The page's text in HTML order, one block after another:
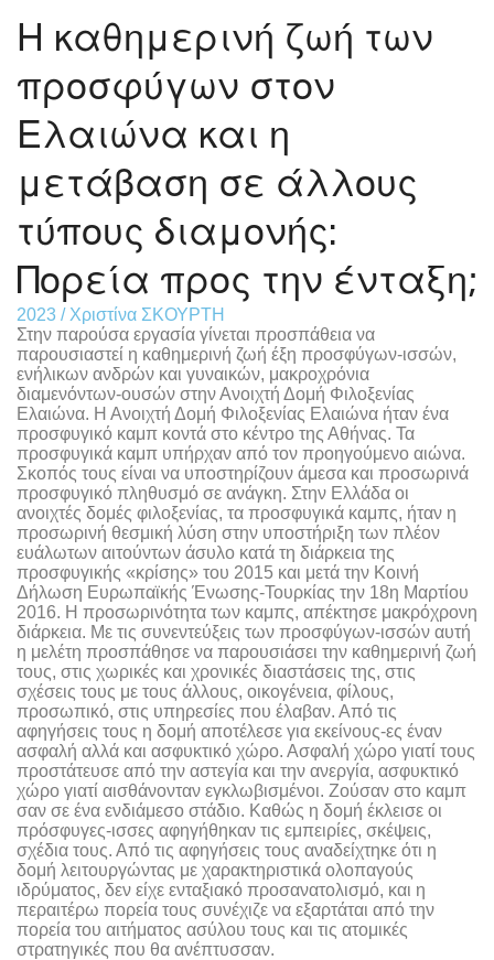
Η καθημερινή ζωή των
προσφύγων στον
Ελαιώνα και η
μετάβαση σε άλλους
τύπους διαμονής:
Πορεία προς την ένταξη;
2023 / Χριστίνα ΣΚΟΥΡΤΗ
Στην παρούσα εργασία γίνεται προσπάθεια να
παρουσιαστεί η καθημερινή ζωή έξη προσφύγων-ισσών,
ενήλικων ανδρών και γυναικών, μακροχρόνια
διαμενόντων-ουσών στην Ανοιχτή Δομή Φιλοξενίας
Ελαιώνα. Η Ανοιχτή Δομή Φιλοξενίας Ελαιώνα ήταν ένα
προσφυγικό καμπ κοντά στο κέντρο της Αθήνας. Τα
προσφυγικά καμπ υπήρχαν από τον προηγούμενο αιώνα.
Σκοπός τους είναι να υποστηρίζουν άμεσα και προσωρινά
προσφυγικό πληθυσμό σε ανάγκη. Στην Ελλάδα οι
ανοιχτές δομές φιλοξενίας, τα προσφυγικά καμπς, ήταν η
προσωρινή θεσμική λύση στην υποστήριξη των πλέον
ευάλωτων αιτούντων άσυλο κατά τη διάρκεια της
προσφυγικής «κρίσης» του 2015 και μετά την Κοινή
Δήλωση Ευρωπαϊκής Ένωσης-Τουρκίας την 18η Μαρτίου
2016. Η προσωρινότητα των καμπς, απέκτησε μακρόχρονη
διάρκεια. Με τις συνεντεύξεις των προσφύγων-ισσών αυτή
η μελέτη προσπάθησε να παρουσιάσει την καθημερινή ζωή
τους, στις χωρικές και χρονικές διαστάσεις της, στις
σχέσεις τους με τους άλλους, οικογένεια, φίλους,
προσωπικό, στις υπηρεσίες που έλαβαν. Από τις
αφηγήσεις τους η δομή αποτέλεσε για εκείνους-ες έναν
ασφαλή αλλά και ασφυκτικό χώρο. Ασφαλή χώρο γιατί τους
προστάτευσε από την αστεγία και την ανεργία, ασφυκτικό
χώρο γιατί αισθάνονταν εγκλωβισμένοι. Ζούσαν στο καμπ
σαν σε ένα ενδιάμεσο στάδιο. Καθώς η δομή έκλεισε οι
πρόσφυγες-ισσες αφηγήθηκαν τις εμπειρίες, σκέψεις,
σχέδια τους. Από τις αφηγήσεις τους αναδείχτηκε ότι η
δομή λειτουργώντας με χαρακτηριστικά ολοπαγούς
ιδρύματος, δεν είχε ενταξιακό προσανατολισμό, και η
περαιτέρω πορεία τους συνέχιζε να εξαρτάται από την
πορεία του αιτήματος ασύλου τους και τις ατομικές
στρατηγικές που θα ανέπτυσσαν.